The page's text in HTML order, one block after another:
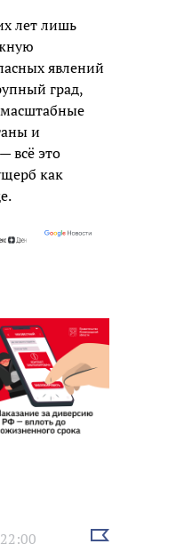
лет лишь
явлений
град,
и
всё это
как
Выбрать